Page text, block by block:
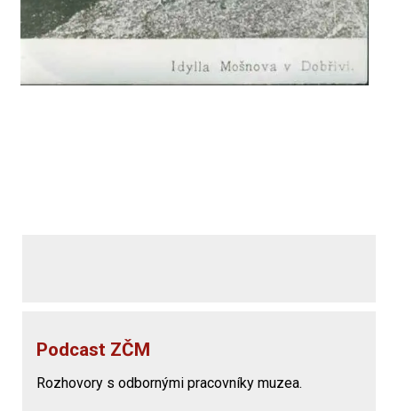
Podcast ZČM
Rozhovory s odbornými pracovníky muzea.